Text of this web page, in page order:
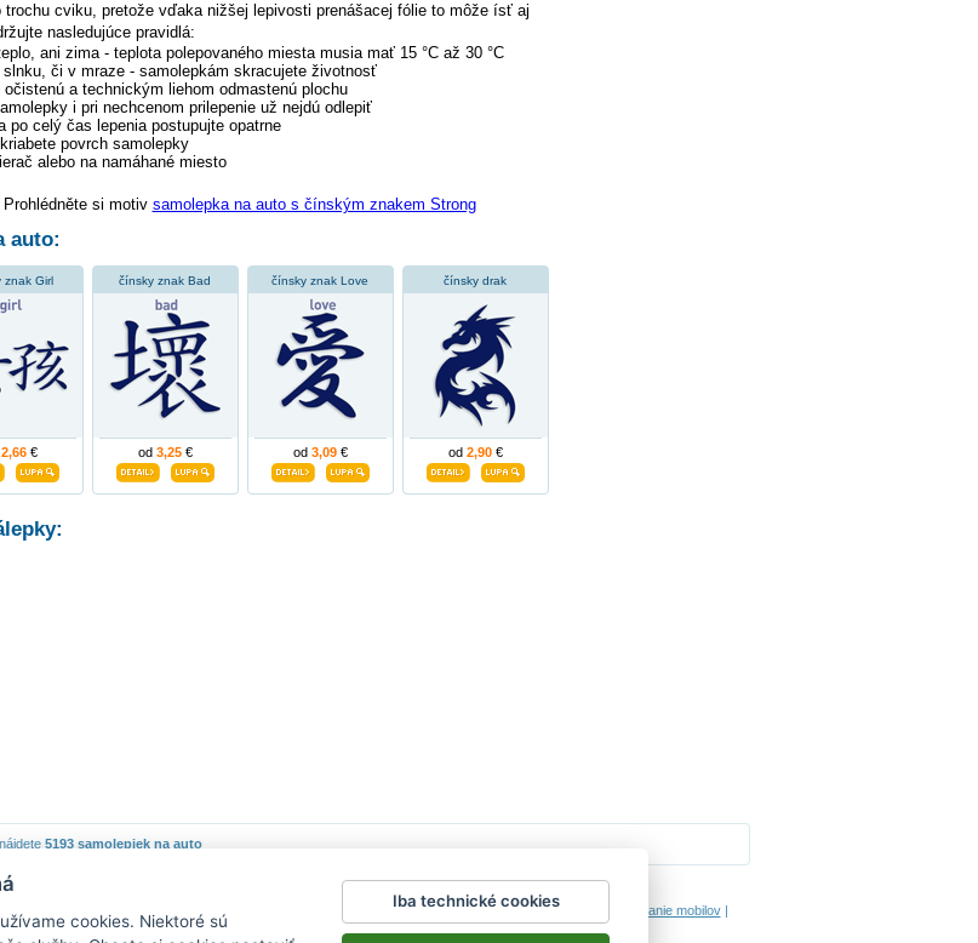
trochu cviku, pretože vďaka nižšej lepivosti prenášacej fólie to môže ísť aj
nasledujúce pravidlá:
ani zima - teplota polepovaného miesta musia mať 15 °C až 30 °C
či v mraze - samolepkám skracujete životnosť
a technickým liehom odmastenú plochu
i pri nechcenom prilepenie už nejdú odlepiť
po celý čas lepenia postupujte opatrne
povrch samolepky
alebo na namáhané miesto
si motiv samolepka na auto s čínským znakem Strong
auto:
znak Girl
2,66€
čínsky znak Bad
od 3,25€
čínsky znak Love
od 3,09€
čínsky drak
od 2,90€
5193 samolepiek na auto
Reklamačný poriadok|Impressum
samolepky na auto |hodinový manžel česká lípa porovnanie mobilov|
cookies. Niektoré sú
Iba technické cookies